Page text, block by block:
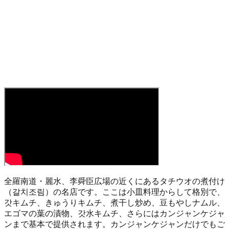
全羅南道・麗水、李舜臣広場の近くにあるタチウオの煮付け
（갈치조림）の名店です。ここは小皿料理からして格別で、
갓キムチ、きゅうりキムチ、煮干し炒め、豆もやしナムル、
エゴマの葉の漬物、갓水キムチ、さらにはカンジャンケジャ
ンまで基本で提供されます。カンジャンケジャンだけでもご